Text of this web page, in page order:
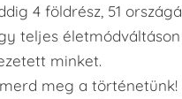
4 földrész, 51
teljes
minket.
meg a történetünk!